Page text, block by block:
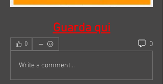
Guarda qui
0 0
Write a comment...